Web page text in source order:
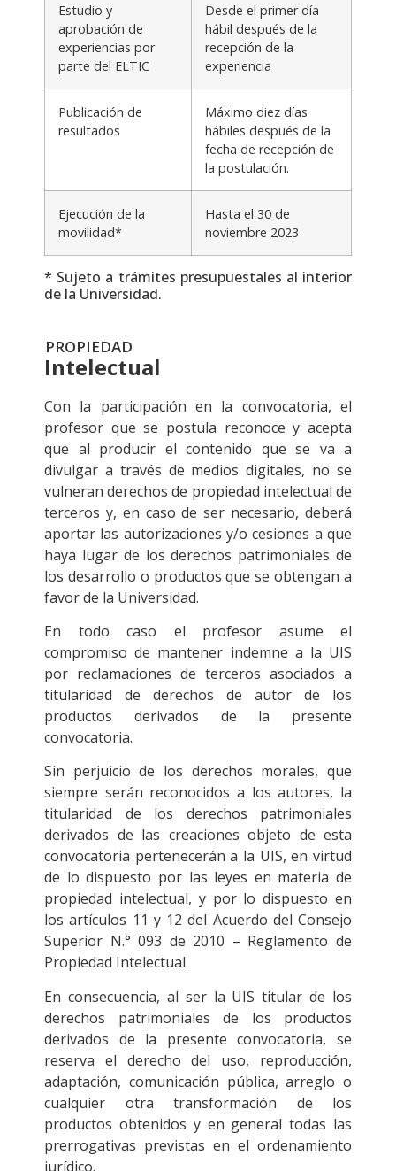
Estudio y
aprobación de
experiencias por
parte del ELTIC
Desde el primer día
hábil después de la
recepción de la
experiencia
Publicación de
resultados
Máximo diez días
hábiles después de la
fecha de recepción de
la postulación.
Ejecución de la
movilidad*
Hasta el 30 de
noviembre 2023
* Sujeto a trámites presupuestales al interior
de la Universidad.
PROPIEDAD
Intelectual
Con la participación en la convocatoria, el
profesor que se postula reconoce y acepta
que al producir el contenido que se va a
divulgar a través de medios digitales, no se
vulneran derechos de propiedad intelectual de
terceros y, en caso de ser necesario, deberá
aportar las autorizaciones y/o cesiones a que
haya lugar de los derechos patrimoniales de
los desarrollo o productos que se obtengan a
favor de la Universidad.
En todo caso el profesor asume el
compromiso de mantener indemne a la UIS
por reclamaciones de terceros asociados a
titularidad de derechos de autor de los
productos derivados de la presente
convocatoria.
Sin perjuicio de los derechos morales, que
siempre serán reconocidos a los autores, la
titularidad de los derechos patrimoniales
derivados de las creaciones objeto de esta
convocatoria pertenecerán a la UIS, en virtud
de lo dispuesto por las leyes en materia de
propiedad intelectual, y por lo dispuesto en
los artículos 11 y 12 del Acuerdo del Consejo
Superior N.° 093 de 2010 – Reglamento de
Propiedad Intelectual.
En consecuencia, al ser la UIS titular de los
derechos patrimoniales de los productos
derivados de la presente convocatoria, se
reserva el derecho del uso, reproducción,
adaptación, comunicación pública, arreglo o
cualquier otra transformación de los
productos obtenidos y en general todas las
prerrogativas previstas en el ordenamiento
jurídico.